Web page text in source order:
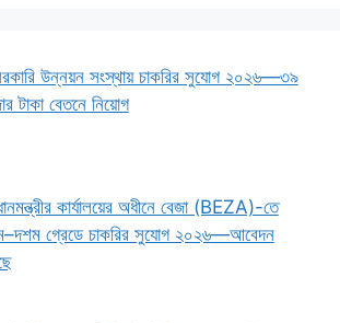
উন্নয়ন সংস্থায় চাকরির সুযোগ ২০২৬—৩৯
টাকা বেতনে নিয়োগ
কার্যালয়ের অধীনে বেজা (BEZA)-তে
গ্রেডে চাকরির সুযোগ ২০২৬—আবেদন